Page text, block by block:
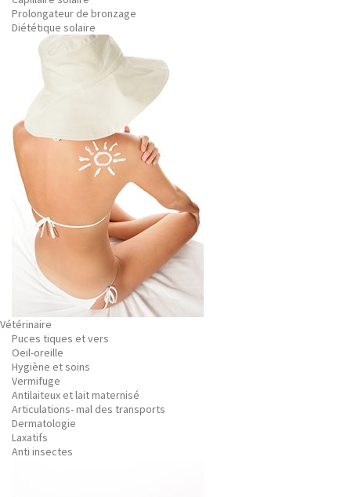
Prolongateur de bronzage
Diététique solaire
Vétérinaire
Puces tiques et vers
Oeil-oreille
Hygiène et soins
Vermifuge
Antilaiteux et lait maternisé
Articulations- mal des transports
Dermatologie
Laxatifs
Anti insectes